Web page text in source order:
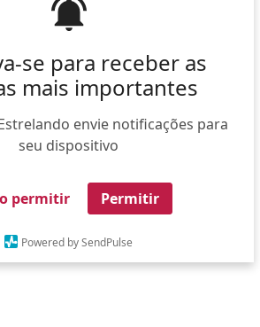
se para receber as
mais importantes
envie notificações para
seu dispositivo
permitir Permitir
Powered by SendPulse